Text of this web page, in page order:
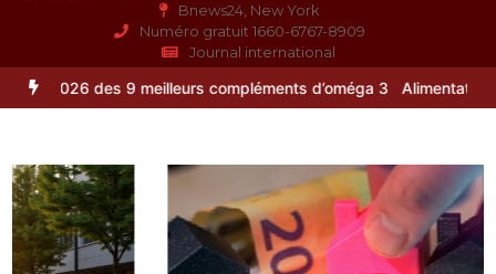
Bnews24, New York
Numéro gratuit 1660-6767-8909
Journal international
compléments d’oméga 3 Alimentation équilibrée : ses